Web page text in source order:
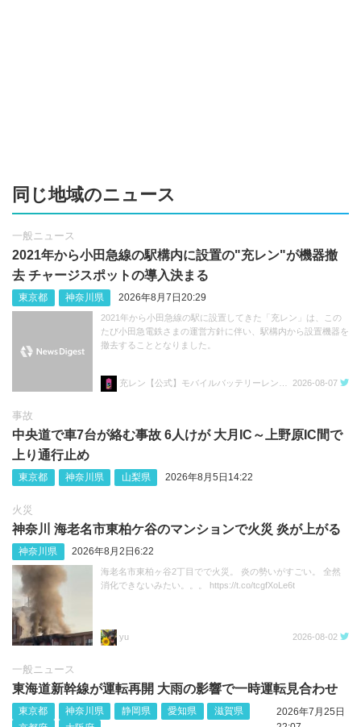
同じ地域のニュース
一般ニュース
2021年から小田急線の駅構内に設置の"充レン"が機器撤
去 チャージスポットの導入決まる
東京都 神奈川県 2026年8月7日20:29
2021年から小田急線の駅に設置してきた「充レン」は、この
たび小田急電鉄さまの運営方針に伴い、駅構内から設置機器を
撤去することとなりました。
2026-08-07
事故
中央道で車7台が絡む事故 6人けが 大月IC～上野原IC間で
上り通行止め
東京都 神奈川県 山梨県 2026年8月5日14:22
火災
神奈川 海老名市東柏ケ谷のマンションで火災 炎が上がる
神奈川県 2026年8月2日6:22
海老名市東柏ヶ谷2丁目でで火災。 炎の勢いがすごい。 全然
消化できないみたい。。。 https://t.co/tcgfXoLe6t
yu 2026-08-02
一般ニュース
東海道新幹線が運転再開 大雨の影響で一時運転見合わせ
東京都 神奈川県 静岡県 愛知県
滋賀県
2026年7月25日